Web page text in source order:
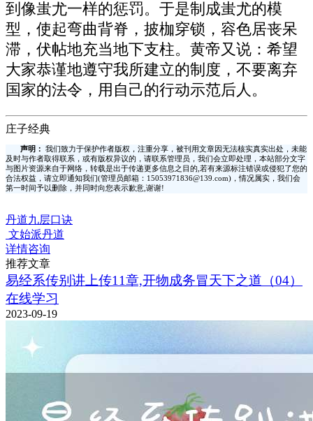
到像蚩尤一样的惩罚。于是制成蚩尤的模
型，使起弯曲背脊，披枷穿锁，容色居丧呆
滞，伏帖地充当地下支柱。黄帝又说：希望
大家恭谨地遵守我所建立的制度，不要离弃
国家的法令，用自己的行动示范后人。
庄子经典
声明：
我们致力于保护作者版权，注重分享，被刊用文章因无法核实真实出处，未能
及时与作者取得联系，或有版权异议的，请联系管理员，我们会立即处理，本站部分文字
与图片资源来自于网络，转载是出于传递更多信息之目的,若有来源标注错误或侵犯了您的
合法权益，请立即通知我们(管理员邮箱：15053971836@139.com)，情况属实，我们会
第一时间予以删除，并同时向您表示歉意,谢谢!
丹道九层口诀
文始派丹道
详情咨询
推荐文章
易经系传别讲上传11章,开物成务冒天下之道（04）
在线学习
2023-09-19